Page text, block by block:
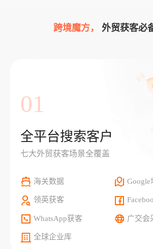
跨境魔方， 外贸获客必
01
全平台搜索客户
七大外贸获客场景全覆盖
海关数据 Google
领英获客
WhatsApp获客 广交会
全球企业库